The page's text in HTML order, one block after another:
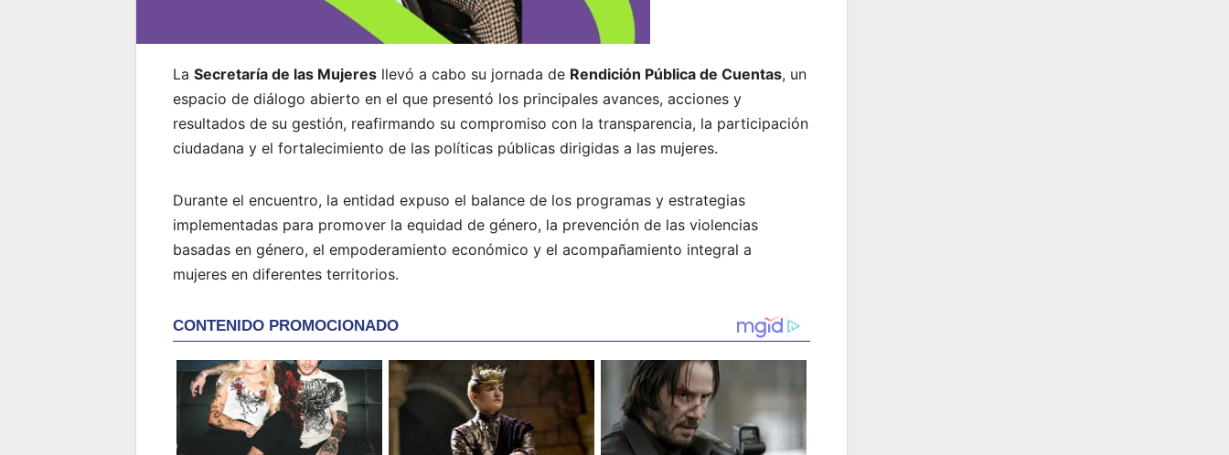
LaSecretaría de las Mujeres llevó a cabo su jornada de Rendición Pública de Cuentas, un
espacio de diálogo abierto en el que presentó los principales avances, acciones y
resultados de su gestión, reafirmando su compromiso con la transparencia, la participación
ciudadana y el fortalecimiento de las políticas públicas dirigidas a las mujeres.
Durante el encuentro, la entidad expuso el balance de los programas y estrategias
implementadas para promover la equidad de género, la prevención de las violencias
basadas en género, el empoderamiento económico y el acompañamiento integral a
mujeres en diferentes territorios.